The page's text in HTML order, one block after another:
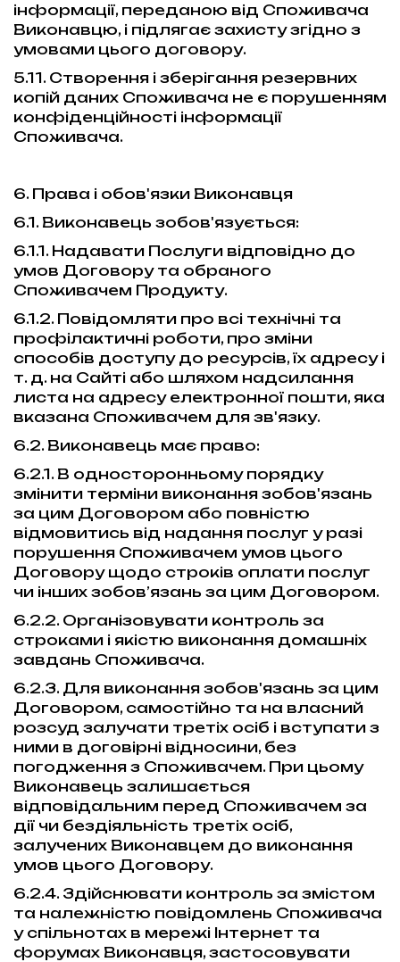
інформації, переданою від Споживача
Виконавцю, і підлягає захисту згідно з
умовами цього договору.
5.11. Створення і зберігання резервних
копій даних Споживача не є порушенням
конфіденційності інформації
Споживача.
6. Права і обов'язки Виконавця
6.1. Виконавець зобов'язується:
6.1.1. Надавати Послуги відповідно до
умов Договору та обраного
Споживачем Продукту.
6.1.2. Повідомляти про всі технічні та
профілактичні роботи, про зміни
способів доступу до ресурсів, їх адресу і
т. д. на Сайті або шляхом надсилання
листа на адресу електронної пошти, яка
вказана Споживачем для зв'язку.
6.2. Виконавець має право:
6.2.1. В односторонньому порядку
змінити терміни виконання зобов'язань
за цим Договором або повністю
відмовитись від надання послуг у разі
порушення Споживачем умов цього
Договору щодо строків оплати послуг
чи інших зобов’язань за цим Договором.
6.2.2. Організовувати контроль за
строками і якістю виконання домашніх
завдань Споживача.
6.2.3. Для виконання зобов'язань за цим
Договором, самостійно та на власний
розсуд залучати третіх осіб і вступати з
ними в договірні відносини, без
погодження з Споживачем. При цьому
Виконавець залишається
відповідальним перед Споживачем за
дії чи бездіяльність третіх осіб,
залучених Виконавцем до виконання
умов цього Договору.
6.2.4. Здійснювати контроль за змістом
та належністю повідомлень Споживача
у спільнотах в мережі Інтернет та
форумах Виконавця, застосовувати